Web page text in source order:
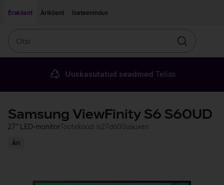
Eraklient
Äriklient Iseteenindus
Otsin
Uuskasutatud seadmed Telias
Samsung ViewFinity S6 S60UD
27'' LED-monitorTootekood: ls27d600uauxen
Äri